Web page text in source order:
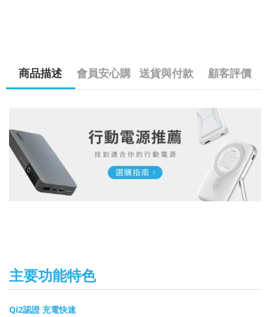
商品描述 會員安心購 送貨與付款 顧客評價
主要功能特色
Qi2認證 充電快速